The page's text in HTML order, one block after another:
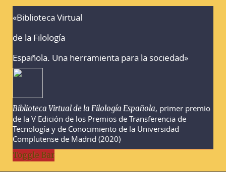
«Biblioteca Virtual
de la Filología
Española. Una herramienta para la sociedad»
Biblioteca Virtual de la Filología Española, primer premio
de la V Edición de los Premios de Transferencia de
Tecnología y de Conocimiento de la Universidad
Complutense de Madrid (2020)
Toggle Bar